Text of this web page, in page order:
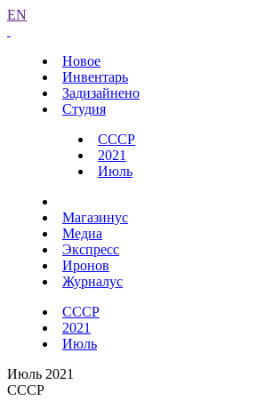
EN
Новое
Инвентарь
Задизайнено
Студия
СССР
2021
Июль
Магазинус
Медиа
Экспресс
Иронов
Журналус
СССР
2021
Июль
Июль 2021
СССР